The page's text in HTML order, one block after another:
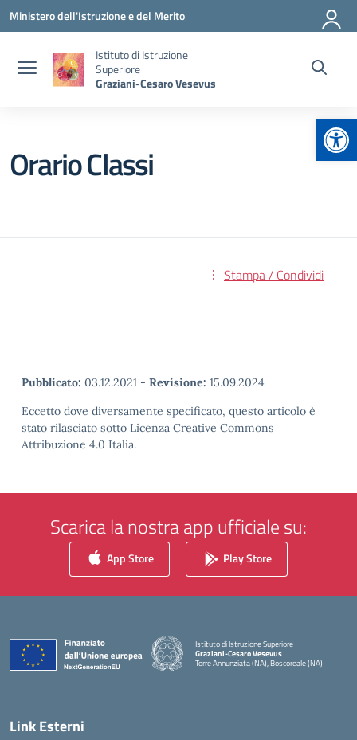
Vai ai contenuti
Vai al menu di navigazione
Vai al footer
Ministero dell'Istruzione e del Merito
Istituto di Istruzione
Superiore
Graziani-Cesaro Vesevus
Orario Classi
Stampa / Condividi
Pubblicato: 03.12.2021 - Revisione: 15.09.2024
Eccetto dove diversamente specificato, questo articolo è
stato rilasciato sotto Licenza Creative Commons
Attribuzione 4.0 Italia.
Scarica la nostra app ufficiale su:
App Store Play Store
Istituto di Istruzione Superiore
Graziani-Cesaro Vesevus
Torre Annunziata (NA), Boscoreale (NA)
Link Esterni